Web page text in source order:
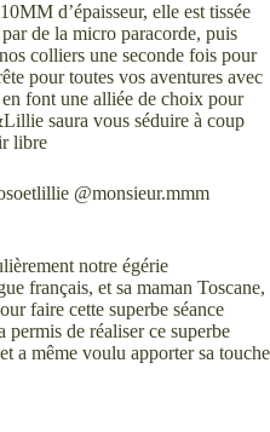
d’épaisseur, elle est tissée
de la micro paracorde, puis
colliers une seconde fois pour
pour toutes vos aventures avec
font une alliée de choix pour
saura vous séduire à coup
libre
@monsieur.mmm
notre égérie
français, et sa maman Toscane,
faire cette superbe séance
de réaliser ce superbe
a même voulu apporter sa touche